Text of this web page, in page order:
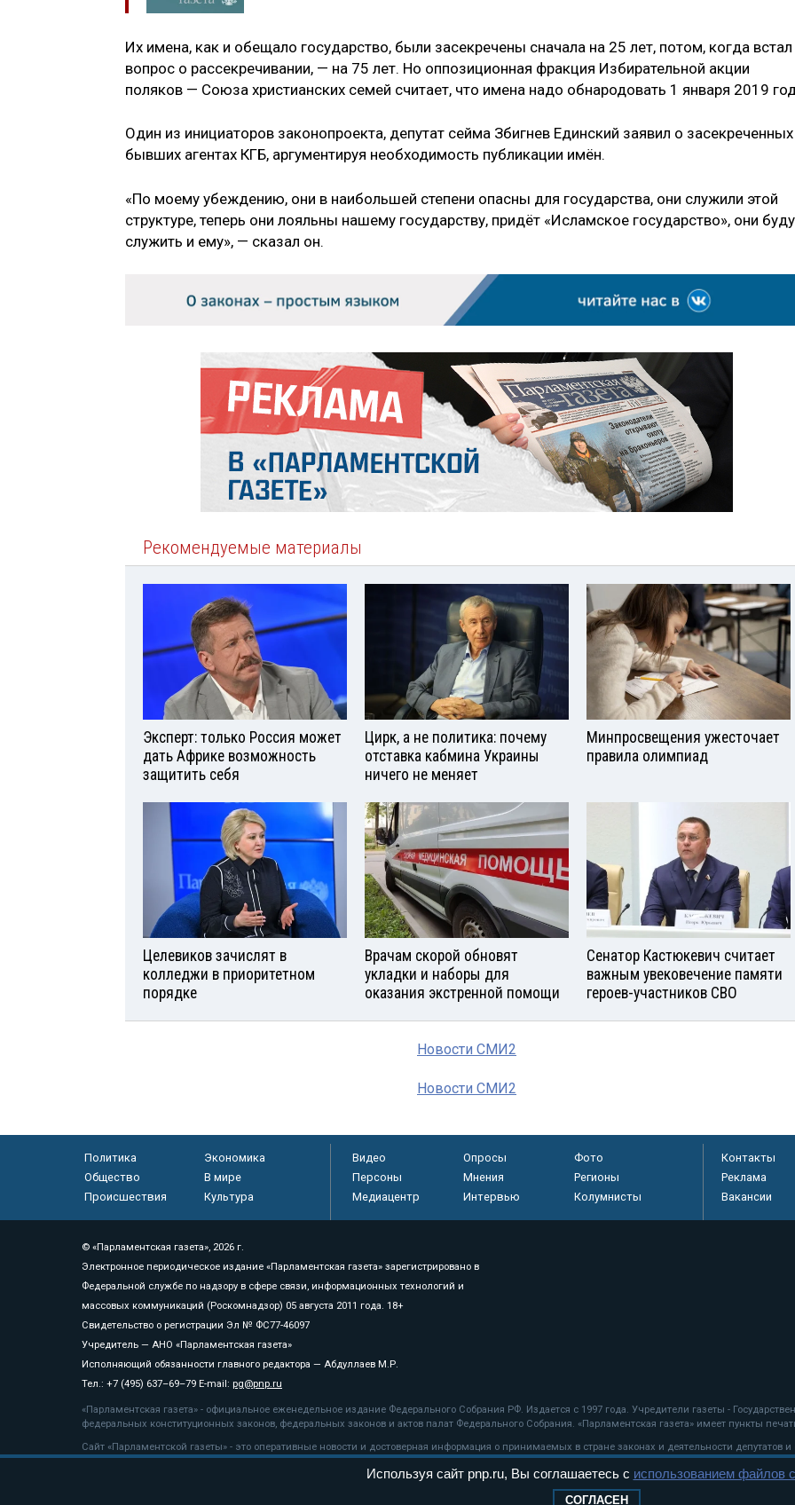
Их имена, как и обещало государство, были засекречены сначала на 25 лет, потом, когда встал
вопрос о рассекречивании, — на 75 лет. Но оппозиционная фракция Избирательной акции
поляков — Союза христианских семей считает, что имена надо обнародовать 1 января 2019
Один из инициаторов законопроекта, депутат сейма Збигнев Единский заявил о засекреченных
бывших агентах КГБ, аргументируя необходимость публикации имён.
«По моему убеждению, они в наибольшей степени опасны для государства, они служили этой
структуре, теперь они лояльны нашему государству, придёт «Исламское государство», они
служить и ему», — сказал он.
Рекомендуемые материалы
Эксперт: только Россия может
дать Африке возможность
защитить себя
Цирк, а не политика: почему
отставка кабмина Украины
ничего не меняет
Минпросвещения ужесточает
правила олимпиад
Целевиков зачислят в
колледжи в приоритетном
порядке
Врачам скорой обновят
укладки и наборы для
оказания экстренной помощи
Сенатор Кастюкевич считает
важным увековечение памяти
героев-участников СВО
Новости СМИ2
Новости СМИ2
Политика
Экономика
Общество
В мире
Происшествия
Культура
Видео Опросы
Фото
Персоны
Мнения
Регионы
Медиацентр
Интервью Колумнисты
Контакты
Реклама
Вакансии
© «Парламентская газета», 2026 г.
Электронное периодическое издание «Парламентская газета» зарегистрировано в
Федеральной службе по надзору в сфере связи, информационных технологий и
массовых коммуникаций (Роскомнадзор) 05 августа 2011 года. 18+
Свидетельство о регистрации Эл № ФС77-46097
Учредитель — АНО «Парламентская газета»
Исполняющий обязанности главного редактора — Абдуллаев М.Р.
Тел.: +7 (495) 637–69–79 E-mail: pg@pnp.ru
«Парламентская газета» - официальное еженедельное издание Федерального Собрания РФ. Издается с 1997 года. Учредители газеты -
федеральных конституционных законов, федеральных законов и актов палат Федерального Собрания. «Парламентская газета» имеет пункты
Сайт «Парламентской газеты» - это оперативные новости и достоверная информация о принимаемых в стране законах и деятельности депутатов
«Парламентской газеты» активная ссылка на pnp.ru обязательна.
рекомендательные технологии
Используя сайт pnp.ru, Вы соглашаетесь с использованием файлов
СОГЛАСЕН